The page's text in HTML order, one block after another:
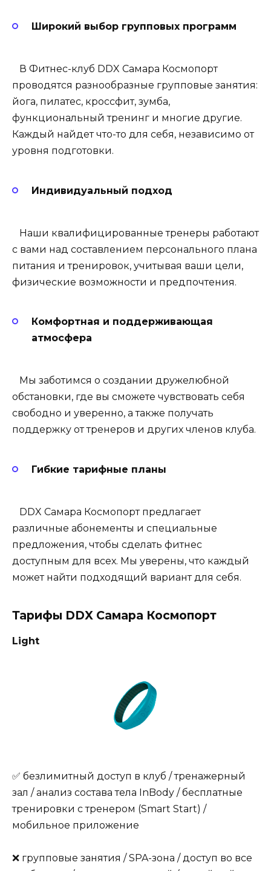
Широкий выбор групповых программ
В Фитнес-клуб DDX Самара Космопорт
проводятся разнообразные групповые занятия:
йога, пилатес, кроссфит, зумба,
функциональный тренинг и многие другие.
Каждый найдет что-то для себя, независимо от
уровня подготовки.
Индивидуальный подход
Наши квалифицированные тренеры работают
с вами над составлением персонального плана
питания и тренировок, учитывая ваши цели,
физические возможности и предпочтения.
Комфортная и поддерживающая
атмосфера
Мы заботимся о создании дружелюбной
обстановки, где вы сможете чувствовать себя
свободно и уверенно, а также получать
поддержку от тренеров и других членов клуба.
Гибкие тарифные планы
DDX Самара Космопортпредлагает
различные абонементы и специальные
предложения, чтобы сделать фитнес
доступным для всех. Мы уверены, что каждый
может найти подходящий вариант для себя.
Тарифы DDX Самара Космопорт
Light
✅ безлимитный доступ в клуб / тренажерный
зал / анализ состава тела InBody / бесплатные
тренировки с тренером (Smart Start) /
мобильное приложение
❌ групповые занятия / SPA-зона / доступ во все